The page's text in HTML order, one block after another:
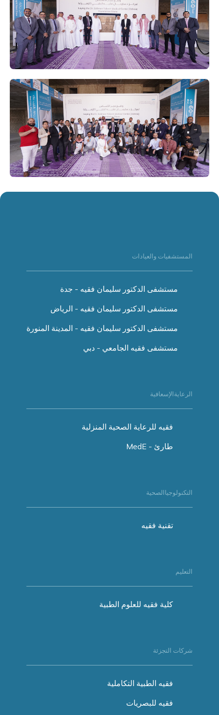
المستشفيات والعيادات
مستشفى الدكتور سليمان فقيه - جدة
مستشفى الدكتور سليمان فقيه - الرياض
مستشفى الدكتور سليمان فقيه - المدينة المنورة
مستشفى فقيه الجامعي - دبي
الرعايةالإسعافية
فقيه للرعاية الصحية المنزلية
طارئ - MedE
التكنولوجياالصحية
تقنية فقيه
التعليم
كلية فقيه للعلوم الطبية
شركات التجزئة
فقيه الطبية التكاملية
فقيه للبصريات